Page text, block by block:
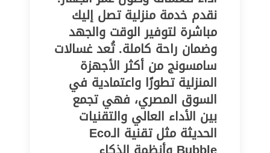
نقدم خدمة منزلية تصل إليك
مباشرة لتوفير الوقت والجهد
وضمان راحة كاملة. تُعد غسالات
سامسونج من أكثر الأجهزة
المنزلية تطورًا واعتمادية في
السوق المصري، فهي تجمع
بين الأداء العالي والتقنيات
الحديثة مثل تقنية الـEco